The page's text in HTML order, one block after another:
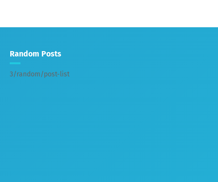
Random Posts
3/random/post-list